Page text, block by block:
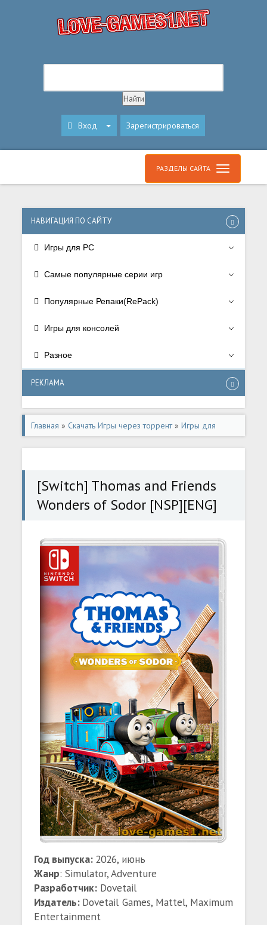
Вход Зарегистрироваться
РАЗДЕЛЫ САЙТА
НАВИГАЦИЯ ПО САЙТУ
Игры для PC
Самые популярные серии игр
Популярные Репаки(RePack)
Игры для консолей
Разное
РЕКЛАМА
Главная » Скачать Игры через торрент»Игры для
консолей»Игры для Nintendo Switch
[Switch] Thomas and Friends
Wonders of Sodor [NSP][ENG]
Год выпуска: 2026, июнь
Жанр: Simulator, Adventure
Разработчик: Dovetail
Издатель: Dovetail Games, Mattel, Maximum
Entertainment